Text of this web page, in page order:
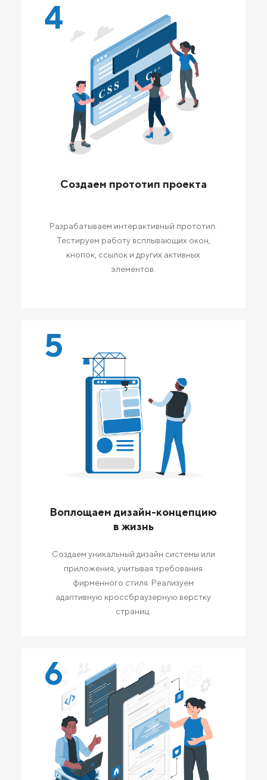
4
Создаем прототип проекта
Разрабатываем интерактивный прототип.
Тестируем работу всплывающих окон,
кнопок, ссылок и других активных
элементов.
5
Воплощаем дизайн-концепцию
в жизнь
Создаем уникальный дизайн системы или
приложения, учитывая требования
фирменного стиля. Реализуем
адаптивную кроссбраузерную верстку
страниц.
6